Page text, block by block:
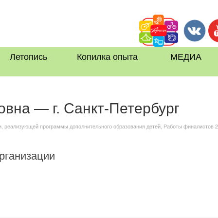
Летопись Копилка опыта МЕДИА
— г. Санкт-Петербург
реализующей программы дополнительного образования детей, Работы финалистов